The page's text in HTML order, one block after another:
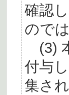
確認
ので
(3)
付与
集さ